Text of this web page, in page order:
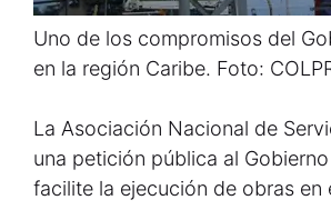
Uno de los compromisos del
en la región Caribe. Foto:
La Asociación Nacional de
una petición pública al
facilite la ejecución de obras